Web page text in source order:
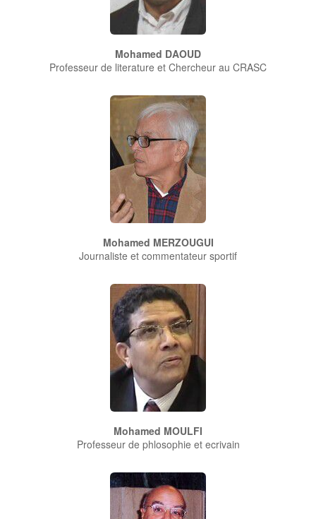
Mohamed DAOUD
Professeur de literature et Chercheur au CRASC
Mohamed MERZOUGUI
Journaliste et commentateur sportif
Mohamed MOULFI
Professeur de phlosophie et ecrivain